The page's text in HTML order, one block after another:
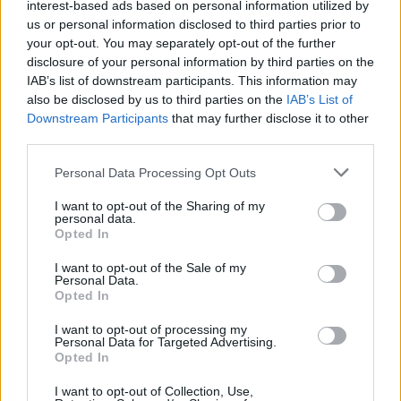
interest-based ads based on personal information utilized by
us or personal information disclosed to third parties prior to
your opt-out. You may separately opt-out of the further
disclosure of your personal information by third parties on the
IAB’s list of downstream participants. This information may
also be disclosed by us to third parties on the IAB’s List of
Downstream Participants that may further disclose it to other
Personal Data Processing Opt Outs
I want to opt-out of the Sharing of my
personal data.
Opted In
I want to opt-out of the Sale of my
Personal Data.
Opted In
I want to opt-out of processing my
Personal Data for Targeted Advertising.
Opted In
I want to opt-out of Collection, Use,
ΔΕΙΤΕ ΕΠΙΣΗΣ
ΣΤΗΝ ΙΔΙΑ ΚΑΤΗΓΟΡΙΑ
ημερησίως στους Ευζώνους:
τα Βαλκάνια
ελέγχων για να επισπευστεί η διέλευση
έκαναν «κλαμπ» βανάκι transfer
‑ Αντιδράσεις για το ξέφρενο
ΣΉΜΕΡΑ